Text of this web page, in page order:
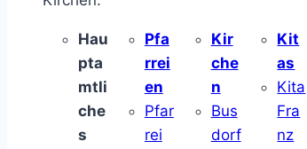
Hau
pta
mtli
che
s
Pfa
rrei
en
Pfar
rei
Kir
che
n
Bus
dorf
Kit
as
Kita
Fra
nz